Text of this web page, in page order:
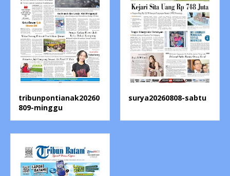
tribunpontianak20260
809-minggu
surya20260808-sabtu